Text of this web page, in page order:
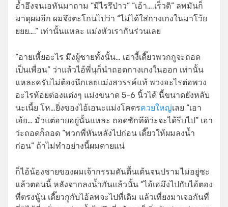
อ้ำอึงจนเอหันมาถาม “มีไรรึป่าว” “เอ้า….เร็วดิ” ลพมันก็
มาดุผมอีก ผมจึงตะโกนไปว่า “ไม่ได้ใส่กางเกงในมาโว้ย
ยยย….” เท่านั้นแหละ แม่งหัวเรากันร่วนเลย
“อายเหี้ยอะไร มึงผู้ชายทั้งนั้น… เอางี้เดี๊ยวพวกกูจะถอด
เป็นเพื่อน” ว่าแล้วไอ้พี่นุก็นำถอดกางเกงในออก เท่านั้น
แหละครับไม่ต้องนึกเลยแม่งสวรรค์แท้ พวงอะไรต่อพวง
อะไรห้อยต่องแต่งๆ แม่งขนาด 5-6 นิ้วได้ นี้ขนาดยังหลับ
นะเนี้ย โห…ยิ่งของไอ้เอนะแม่งโคตรควยใหญ่เลย “เอา
เฮ้ย… มั่วแต่อายอยู่นั้นแหละ ถอดซักทีดิว่ะจะได้รีบไป” เอา
ว่ะถอดก็ถอด “พวกพี่หันหลังไปก่อน เดี๊ยวให้ผมลงน้ำ
ก่อน” ถ้าไม่ทำอย่างนี้ผมตายแน่
ก็ไอ้น้องชายของผมเจ้ากรรมดันตื้นเต้นจนปรามไม่อยู่ซะ
แล้วตอนนี้ หลังจากลงน้ำกันแล้วนั้น “ไอ้เอมึงไปกับไอ้ตอง
ที่ตรงนู้น เดี๊ยวกูกับไอ้ลพจะไปที่เดิม แล้วเที่ยงมาเจอกันที่